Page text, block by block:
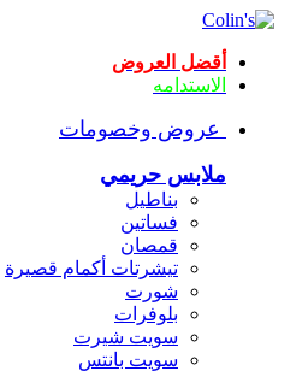
أقضل العروض
الاستدامه
عروض وخصومات
ملابس حريمي
بناطيل
فساتين
قمصان
تيشرتات أكمام قصيرة
شورت
بلوفرات
سويت شيرت
سويت بانتس